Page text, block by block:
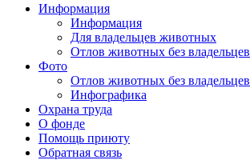
Информация
Информация
Для владельцев животных
Отлов животных без владельцев
Фото
Отлов животных без владельцев
Инфографика
Охрана труда
О фонде
Помощь приюту
Обратная связь